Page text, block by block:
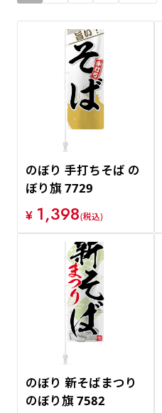
のぼり 手打ちそば の
ぼり旗 7729
¥ 1,398(税込)
のぼり 新そばまつり
のぼり旗 7582